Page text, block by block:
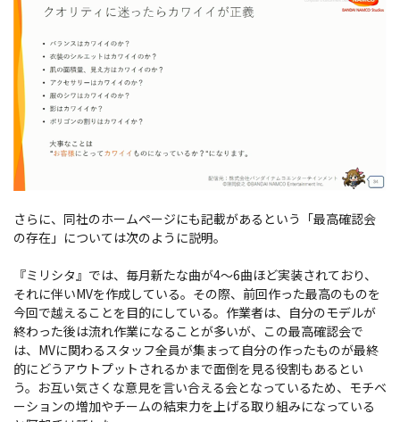
さらに、同社のホームページにも記載があるという「最高確認会
の存在」については次のように説明。
『ミリシタ』では、毎月新たな曲が4～6曲ほど実装されており、
それに伴いMVを作成している。その際、前回作った最高のものを
今回で越えることを目的にしている。作業者は、自分のモデルが
終わった後は流れ作業になることが多いが、この最高確認会で
は、MVに関わるスタッフ全員が集まって自分の作ったものが最終
的にどうアウトプットされるかまで面倒を見る役割もあるとい
う。お互い気さくな意見を言い合える会となっているため、モチベ
ーションの増加やチームの結束力を上げる取り組みになっている